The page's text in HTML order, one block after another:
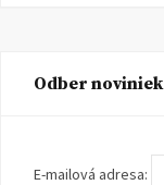
Odber noviniek
E-mailová adresa: